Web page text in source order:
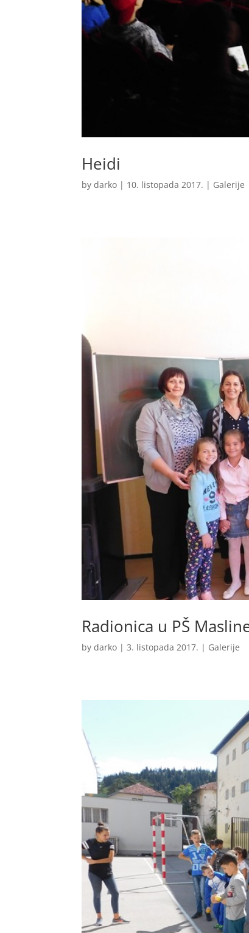
Heidi
bydarko | 10. listopada 2017. | Galerije
Radionica u PŠ
bydarko |3. listopada 2017. | Galerije